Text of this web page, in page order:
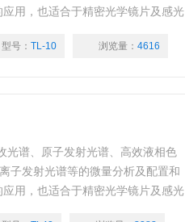
用，也适合于精密光学镜片及感光
型号： TL-10 浏览量： 4616
光谱、原子发射光谱、高效液相色
子发射光谱等的微量分析及配置和
用，也适合于精密光学镜片及感光